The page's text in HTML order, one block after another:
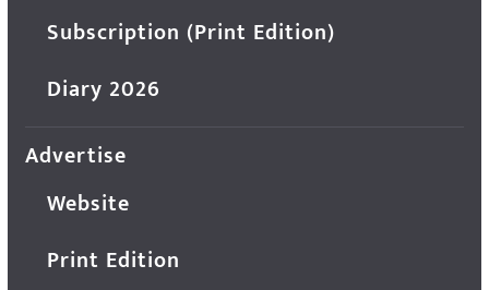
Subscription (Print Edition)
Diary 2026
Advertise
Website
Print Edition